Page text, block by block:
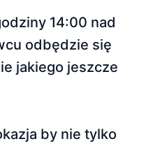
14:00 nad
odbędzie się
jakiego jeszcze
by nie tylko